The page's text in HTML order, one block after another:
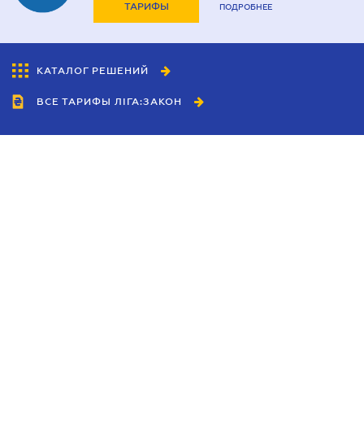
ТАРИФЫ ПОДРОБНЕЕ
КАТАЛОГ РЕШЕНИЙ
ВСЕ ТАРИФЫ ЛІГА:ЗАКОН